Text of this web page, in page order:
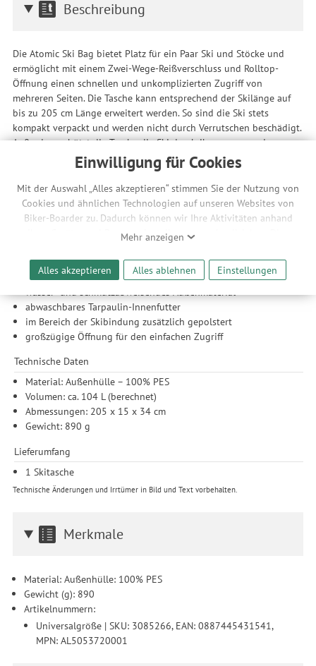
Einwilligung für Cookies
Mit der Auswahl „Alles akzeptieren“ stimmen Sie der Nutzung von
Cookies und ähnlichen Technologien auf unseren Websites von
Biker-Boarder zu. Dadurch können wir Ihre Aktivitäten anhand
Ihrer Geräte- und Browsereinstellungen nachvollziehen. Dies
Werbeanzeigen für Sie bereitzustellen sowie Funktionalitäten
unserer Website sicherzustellen und stetig zu verbessern. Dabei
werden Ihre Daten auch an Drittanbieter und Werbepartner
weitergegeben. Die Verarbeitung erfolgt ausschließlich zum
Zwecke der Einbindung von Streaming-Inhalten und der
Durchführung von statistischer Analyse, Reichweitenmessungen,
Informationen zu den einzelnen Funktionen, den Drittanbietern
und der Speicherdauer finden Sie unter Einstellungen. Diese
Einwilligung ist freiwillig, für die Nutzung unserer Website nicht
erforderlich und gilt, bis sie widerrufen wird. Sie können Ihre
Einwilligung unter Einstellungen lediglich für bestimmte
Mehr anzeigen
Alles akzeptieren Alles ablehnen Einstellungen
Beschreibung
Die Atomic Ski Bag bietet Platz für ein Paar Ski und Stöcke und
ermöglicht mit einem Zwei-Wege-Reißverschluss und Rolltop-
Öffnung einen schnellen und unkomplizierten Zugriff von
mehreren Seiten. Die Tasche kann entsprechend der Skilänge auf
bis zu 205 cm Länge erweitert werden. So sind die Ski stets
kompakt verpackt und werden nicht durch Verrutschen beschädigt.
Außerdem schützt die Tasche die Ski durch ihr wasser- und
schmutzabweisendes Außenmaterial und einfach zu reinigendes
Tarpaulin-Innenfutter. Die Tasche ist im Bereich der Skibindung
zusätzlich gepolstert und hat eine großzügige Öffnung für den
einfachen Zugriff auf den Inhalt.
mit Rolltop-Öffnung von der kürzesten Skilänge bis zu 205
cm erweiterbar
wasser- und schmutzabweisendes Außenmaterial
abwaschbares Tarpaulin-Innenfutter
im Bereich der Skibindung zusätzlich gepolstert
großzügige Öffnung für den einfachen Zugriff
Technische Daten
Material: Außenhülle – 100% PES
Volumen: ca. 104 L (berechnet)
Abmessungen: 205 x 15 x 34 cm
Gewicht: 890 g
Lieferumfang
1 Skitasche
Technische Änderungen und Irrtümer in Bild und Text vorbehalten.
Merkmale
Material: Außenhülle: 100% PES
Gewicht (g): 890
Artikelnummern:
Universalgröße | SKU: 3085266, EAN: 0887445431541,
MPN: AL5053720001